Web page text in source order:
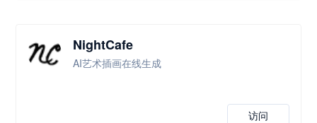
NightCafe
AI艺术插画在线生成
访问